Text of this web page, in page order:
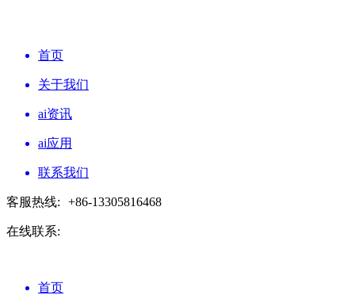
首页
关于我们
ai资讯
ai应用
联系我们
客服热线: +86-13305816468
在线联系:
首页